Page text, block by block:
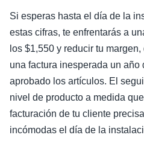
Si esperas hasta el día de la
estas cifras, te enfrentarás a
los $1,550 y reducir tu
una factura inesperada un año
aprobado los artículos. El
nivel de producto a medida
facturación de tu cliente
incómodas el día de la